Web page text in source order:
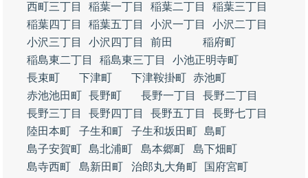
西町三丁目
稲葉一丁目 稲葉二丁目
稲葉三丁目
稲葉四丁目
稲葉五丁目 小沢一丁目
小沢二丁目
小沢三丁目
小沢四丁目 前田
稲府町
稲島東二丁目
稲島東三丁目
小池正明寺町
長束町
下津町 下津鞍掛町 赤池町
赤池池田町 長野町 長野一丁目
長野二丁目
長野三丁目
長野四丁目 長野五丁目
長野七丁目
陸田本町
子生和町 子生和坂田町 島町
島子安賀町 島北浦町 島本郷町
島下畑町
島寺西町
島新田町 治郎丸大角町
国府宮町